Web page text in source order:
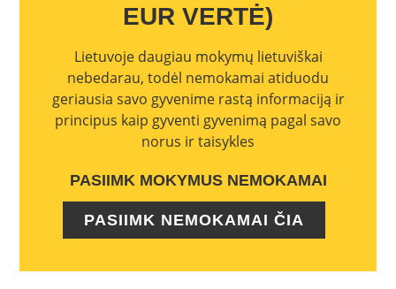
EUR VERTĖ)
Lietuvoje daugiau mokymų lietuviškai
nebedarau, todėl nemokamai atiduodu
geriausia savo gyvenime rastą informaciją ir
principus kaip gyventi gyvenimą pagal savo
norus ir taisykles
PASIIMK MOKYMUS NEMOKAMAI
PASIIMK NEMOKAMAI ČIA